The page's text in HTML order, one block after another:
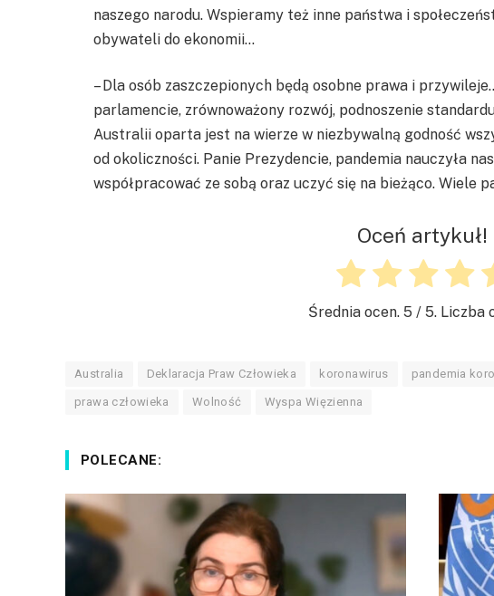
naszego narodu. Wspieramy też inne państwa i
obywateli do ekonomii…
– Dla osób zaszczepionych będą osobne prawa i
parlamencie, zrównoważony rozwój, podnoszenie
Australii oparta jest na wierze w niezbywalną godność
od okoliczności. Panie Prezydencie, pandemia nauczyła
współpracować ze sobą oraz uczyć się na bieżąco. Wiele
Oceń artykuł!
Średnia ocen. 5 / 5. Liczba
Australia Deklaracja Praw Człowieka koronawirus pandemia
prawa człowieka Wolność Wyspa Więzienna
POLECANE: